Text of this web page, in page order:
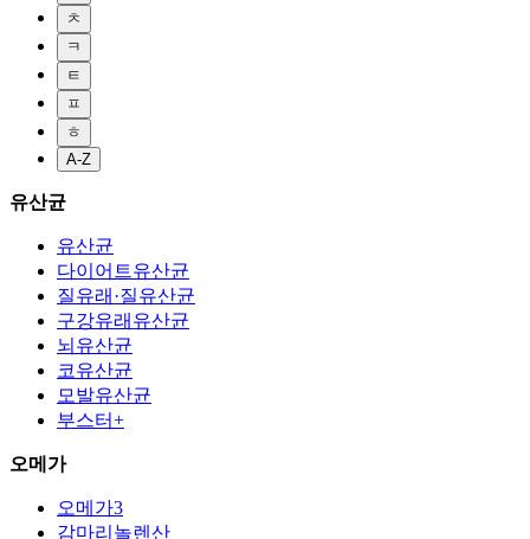
ㅊ
ㅋ
ㅌ
ㅍ
ㅎ
A-Z
유산균
유산균
다이어트유산균
질유래·질유산균
구강유래유산균
뇌유산균
코유산균
모발유산균
부스터+
오메가
오메가3
감마리놀렌산